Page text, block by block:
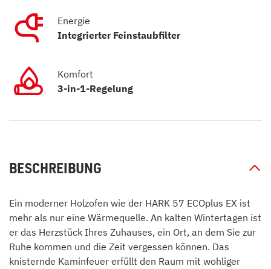
Energie
Integrierter Feinstaubfilter
Komfort
3-in-1-Regelung
BESCHREIBUNG
Ein moderner Holzofen wie der HARK 57 ECOplus EX ist
mehr als nur eine Wärmequelle. An kalten Wintertagen ist
er das Herzstück Ihres Zuhauses, ein Ort, an dem Sie zur
Ruhe kommen und die Zeit vergessen können. Das
knisternde Kaminfeuer erfüllt den Raum mit wohliger